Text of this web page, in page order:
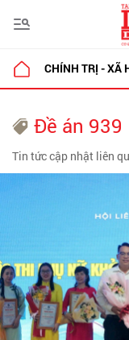
CHÍNH TRỊ - XÃ
Đề án 939
Tin tức cập nhật liên